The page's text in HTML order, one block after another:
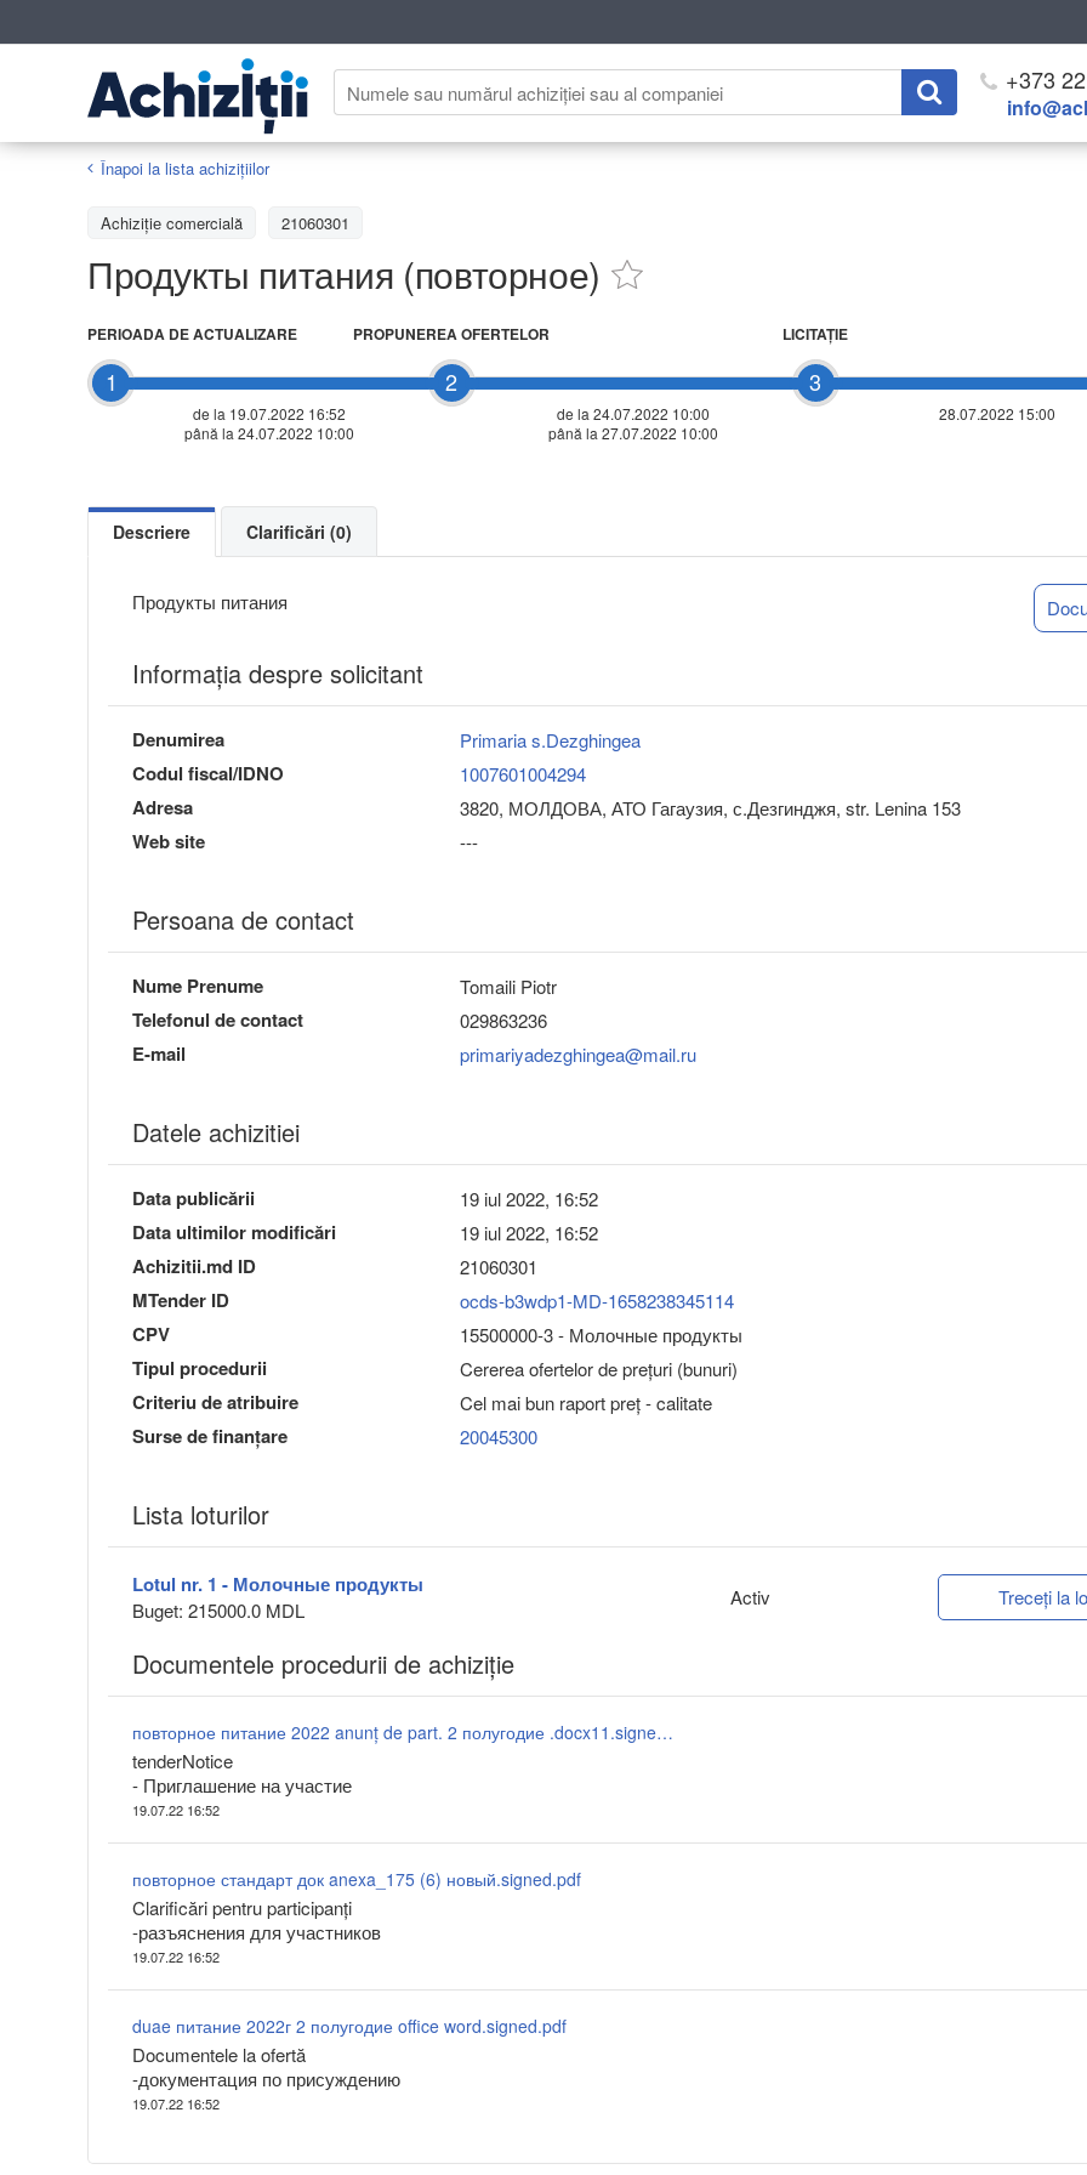
+373
Înapoi la lista achiziţiilor
Achizițiе comercială 21060301
Продукты питания (повторное)
1
PERIOADA DE ACTUALIZARE
de la 19.07.2022 16:52
până la 24.07.2022 10:00
2
PROPUNEREA OFERTELOR
de la 24.07.2022 10:00
până la 27.07.2022 10:00
3
LICITAŢIE
28.07.2022 15:00
Descriere Clarificări (0)
Продукты питания
Informaţia despre solicitant
Denumirea Primaria s.Dezghingea
Codul fiscal/IDNO 1007601004294
Adresa 3820, МОЛДОВА, АТО Гагаузия, с.Дезгинджя, str. Lenina 153
Web site ---
Persoana de contact
Nume Prenume Tomaili Piotr
Telefonul de contact 029863236
E-mail primariyadezghingea@mail.ru
Datele achizitiei
Data publicării 19 iul 2022, 16:52
Data ultimilor modificări 19 iul 2022, 16:52
Achizitii.md ID 21060301
MTender ID ocds-b3wdp1-MD-1658238345114
CPV 15500000-3 - Молочные продукты
Tipul procedurii Cererea ofertelor de prețuri (bunuri)
Criteriu de atribuire Cel mai bun raport preț - calitate
Surse de finanțare 20045300
Lista loturilor
Lotul nr. 1 - Молочные продукты
Buget: 215000.0 MDL
Activ Treceți la
Documentele procedurii de achiziție
повторное питание 2022 anunț de part. 2 полугодие .docx11.signed.pdf
tenderNotice
- Приглашение на участие
19.07.22 16:52
повторное стандарт док anexa_175 (6) новый.signed.pdf
Clarificări pentru participanți
-разъяснения для участников
19.07.22 16:52
duae питание 2022г 2 полугодие office word.signed.pdf
Documentele la ofertă
-документация по присуждению
19.07.22 16:52